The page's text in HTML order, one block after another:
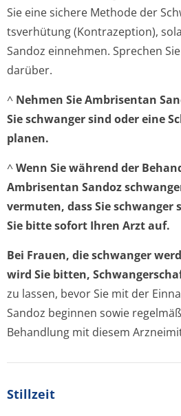
Sie eine sichere Methode der
tsverhütung (Kontrazeption),
Sandoz einnehmen. Sprechen
darüber.
^ Nehmen Sie Ambrisentan
Sie schwanger sind oder eine
planen.
^Wenn Sie während der
Ambrisentan Sandoz
vermuten, dass Sie schwanger
Sie bitte sofort Ihren Arzt auf.
Bei Frauen, die schwanger
wird Sie bitten,
zu lassen, bevor Sie mit der
Sandoz beginnen sowie
Behandlung mit diesem
Stillzeit